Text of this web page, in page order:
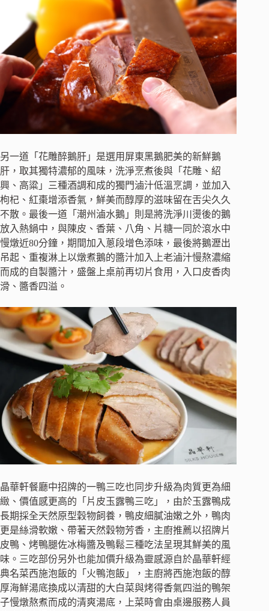
另一道「花雕醉鵝肝」是選用屏東黑鵝肥美的新鮮鵝
肝，取其獨特濃郁的風味，洗淨烹煮後與「花雕、紹
興、高粱」三種酒調和成的獨門滷汁低溫烹調，並加入
枸杞、紅棗增添香氣，鮮美而醇厚的滋味留在舌尖久久
不散。最後一道「潮州滷水鵝」則是將洗淨川燙後的鵝
放入熱鍋中，與陳皮、香葉、八角、片糖一同於滾水中
慢燉近80分鐘，期間加入蔥段增色添味，最後將鵝瀝出
吊起、重複淋上以燉煮鵝的醬汁加入上老滷汁慢熬濃縮
而成的自製醬汁，盛盤上桌前再切片食用，入口皮香肉
滑、醬香四溢。
晶華軒餐廳中招牌的一鴨三吃也同步升級為肉質更為細
緻、價值感更高的「片皮玉露鴨三吃」，由於玉露鴨成
長期採全天然原型穀物飼養，鴨皮細膩油嫩之外，鴨肉
更是絲滑軟嫩、帶著天然穀物芳香，主廚推薦以招牌片
皮鴨、烤鴨腿佐冰梅醬及鴨鬆三種吃法呈現其鮮美的風
味。三吃部份另外也能加價升級為靈感源自於晶華軒經
典名菜西施泡飯的「火鴨泡飯」，主廚將西施泡飯的醇
厚海鮮湯底換成以清甜的大白菜與烤得香氣四溢的鴨架
子慢燉熬煮而成的清爽湯底，上菜時會由桌邊服務人員